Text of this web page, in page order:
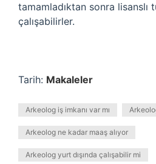
tamamladıktan sonra lisanslı
çalışabilirler.
Tarih: Makaleler
Arkeolog iş imkanı var mı
Arkeolog ne kadar maaş alıyor
Arkeolog yurt dışında çalışabilir mi